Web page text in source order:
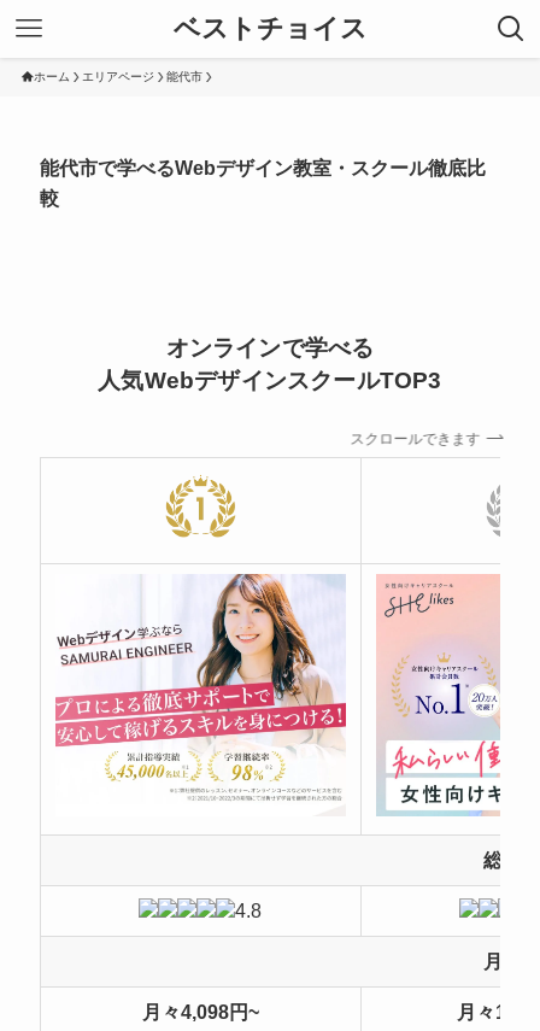
ベストチョイス
ホーム エリアページ 能代市
能代市で学べるWebデザイン教室・スクール徹底比
較
オンラインで学べる
人気WebデザインスクールTOP3
スクロールできます
総合
4.8
月額
月々4,098円~ 月々